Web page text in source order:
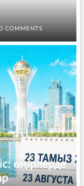
COMMENTS
өңірлерде